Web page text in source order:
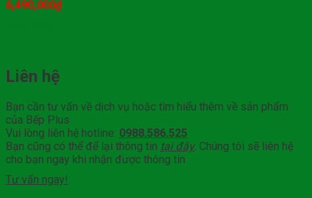
6,490,000₫
Liên hệ
Bạn cần tư vấn về dịch vụ hoặc tìm hiểu thêm về sản phẩm
của Bếp Plus
Vui lòng liên hệ hotline: 0988.586.525
Bạn cũng có thể để lại thông tin tại đây. Chúng tôi sẽ liên hệ
cho bạn ngay khi nhận được thông tin
Tư vấn ngay!